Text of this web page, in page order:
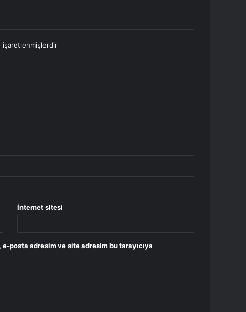
işaretlenmişlerdir
İnternet sitesi
posta adresim ve site adresim bu tarayıcıya